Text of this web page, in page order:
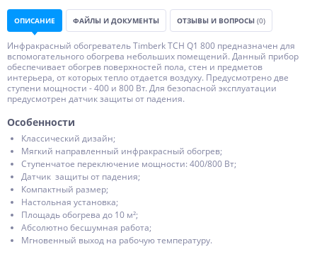
ОПИСАНИЕ ФАЙЛЫ И ДОКУМЕНТЫ ОТЗЫВЫ И ВОПРОСЫ (0)
Инфракрасный обогреватель Timberk TCH Q1 800 предназначен для
вспомогательного обогрева небольших помещений. Данный прибор
обеспечивает обогрев поверхностей пола, стен и предметов
интерьера, от которых тепло отдается воздуху. Предусмотрено две
ступени мощности - 400 и 800 Вт. Для безопасной эксплуатации
предусмотрен датчик защиты от падения.
Особенности
Классический дизайн;
Мягкий направленный инфракрасный обогрев;
Ступенчатое переключение мощности: 400/800 Вт;
Датчик защиты от падения;
Компактный размер;
Настольная установка;
Площадь обогрева до 10 м²;
Абсолютно бесшумная работа;
Мгновенный выход на рабочую температуру.